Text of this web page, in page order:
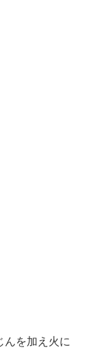
を加え火に